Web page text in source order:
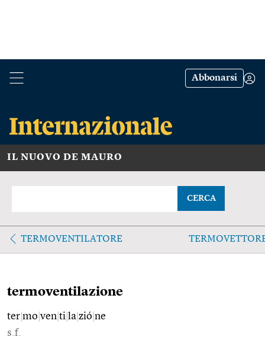
Abbonarsi
IL NUOVO DE MAURO
CERCA
TERMOVENTILATORE
termoventilazione
ter mo ven ti la zió ne
s.f.